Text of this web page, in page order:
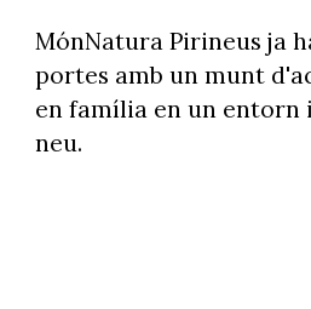
MónNatura Pirineus ja
portes amb un munt
en família en un entorn
neu.